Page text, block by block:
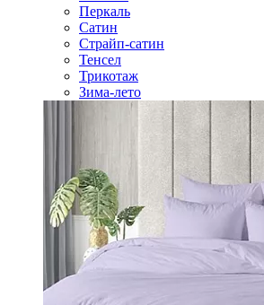
Перкаль
Сатин
Страйп-сатин
Тенсел
Трикотаж
Зима-лето